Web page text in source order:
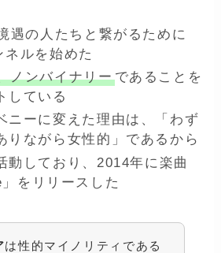
遇の人たちと繋がるために
ルを始めた
ノンバイナリーであることを
している
ニーに変えた理由は、「わず
りながら女性的」であるから
動しており、2014年に楽曲
をリリースした
は性的マイノリティである